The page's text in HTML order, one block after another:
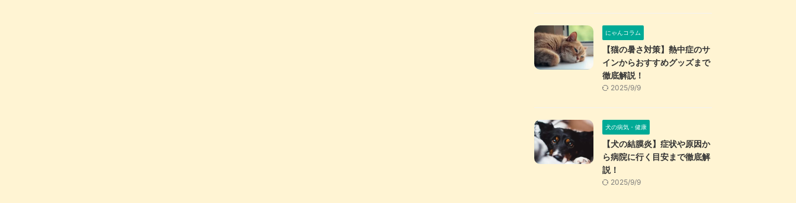
にゃんコラム
【猫の暑さ対策】熱中症のサ
インからおすすめグッズまで
徹底解説！
2025/9/9
犬の病気・健康
【犬の結膜炎】症状や原因か
ら病院に行く目安まで徹底解
説！
2025/9/9